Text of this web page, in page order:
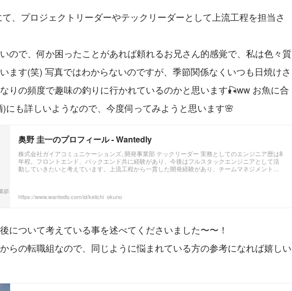
ので、何か困ったことがあれば頼れるお兄さん的感覚で、私は色々質
ます(笑) 写真ではわからないのですが、季節関係なくいつも日焼けさ
りの頻度で趣味の釣りに行かれているのかと思います🎣ww お魚に合
にも詳しいようなので、今度伺ってみようと思います🌸
奥野 圭一のプロフィール - Wantedly
株式会社ガイアコミュニケーションズ, 開発事業部 テックリーダー 実務としてのエンジニア歴は8
年程。フロントエンド、バックエンド共に経験があり、今後はフルスタックエンジニアとして活
動していきたいと考えています。上流工程から一貫した開発経験があり、チームマネジメントの
https://www.wantedly.com/id/keiichi_okuno
について考えている事を述べてくださいました〜〜！
らの転職組なので、同じように悩まれている方の参考になれば嬉しい